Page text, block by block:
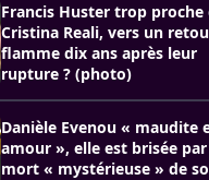
Francis Huster trop proche
Cristina Reali, vers un
flamme dix ans après leur
rupture ? (photo)
Danièle Evenou « maudite
amour », elle est brisée
mort « mystérieuse » de